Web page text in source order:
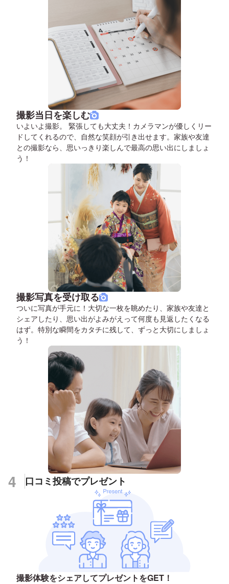
撮影当日を楽しむ
いよいよ撮影。 緊張しても大丈夫！カメラマンが優しくリー
ドしてくれるので、自然な笑顔が引き出せます。家族や友達
との撮影なら、思いっきり楽しんで最高の思い出にしましょ
う！
撮影写真を受け取る
ついに写真が手元に！大切な一枚を眺めたり、家族や友達と
シェアしたり、思い出がよみがえって何度も見返したくなる
はず。特別な瞬間をカタチに残して、ずっと大切にしましょ
う！
4 口コミ投稿でプレゼント
撮影体験をシェアしてプレゼントをGET！